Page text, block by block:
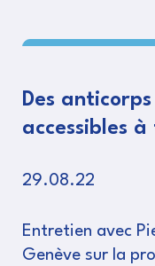
Des
accessibles à
29.08.22
Entretien avec
Genève sur la